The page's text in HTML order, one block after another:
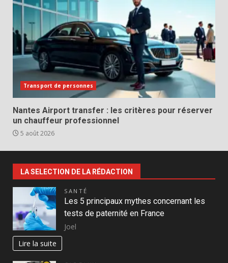
Transport de personnes
Nantes Airport transfer : les critères pour réserver
un chauffeur professionnel
5 août 2026
LA SELECTION DE LA RÉDACTION
SANTÉ
Les 5 principaux mythes concernant les
tests de paternité en France
Joel
Lire la suite